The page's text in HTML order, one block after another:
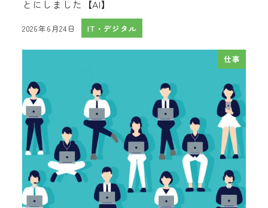
とにしました【AI】
投稿日
2026年6月24日 IT・デジタル
仕事